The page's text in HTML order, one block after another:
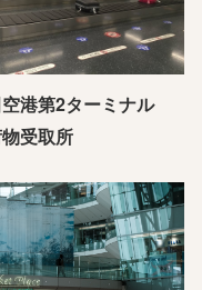
港第2ターミナル
受取所